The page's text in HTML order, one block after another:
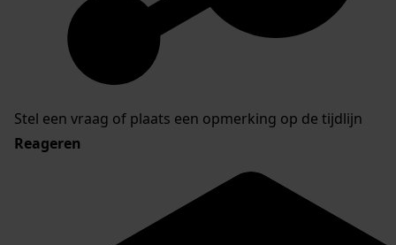
Stel een vraag of plaats een opmerking op de tijdlijn
Reageren